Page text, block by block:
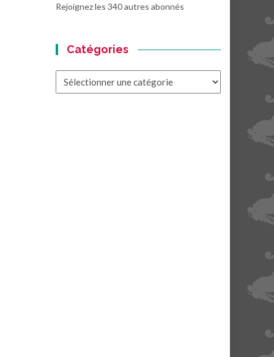
Rejoignez les 340 autres abonnés
Catégories